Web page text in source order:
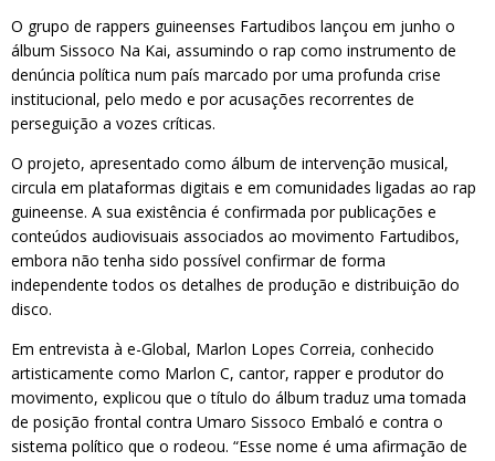
O grupo de rappers guineenses Fartudibos lançou em junho o
álbum Sissoco Na Kai, assumindo o rap como instrumento de
denúncia política num país marcado por uma profunda crise
institucional, pelo medo e por acusações recorrentes de
perseguição a vozes críticas.
O projeto, apresentado como álbum de intervenção musical,
circula em plataformas digitais e em comunidades ligadas ao rap
guineense. A sua existência é confirmada por publicações e
conteúdos audiovisuais associados ao movimento Fartudibos,
embora não tenha sido possível confirmar de forma
independente todos os detalhes de produção e distribuição do
disco.
Em entrevista à e-Global, Marlon Lopes Correia, conhecido
artisticamente como Marlon C, cantor, rapper e produtor do
movimento, explicou que o título do álbum traduz uma tomada
de posição frontal contra Umaro Sissoco Embaló e contra o
sistema político que o rodeou. “Esse nome é uma afirmação de